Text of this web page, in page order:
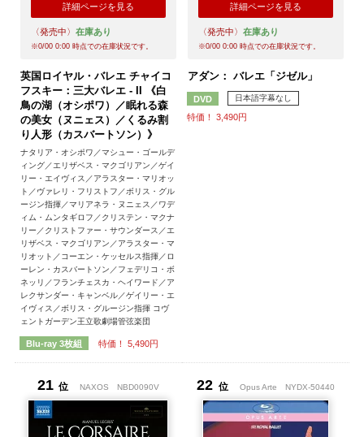
詳細ページを見る
〈発売中〉 在庫あり
※0/00 0:00時点での在庫状況です。
英国ロイヤル・バレエ チャイコ
フスキー：三大バレエ - II 《白
鳥の湖（オシポワ）／眠れる森
の美女（ヌニェス）／くるみ割
り人形（カスバートソン）》
ナタリア・オシポワ／マシュー・ゴールデ
ィング／エリザベス・マクゴリアン／ゲイ
リー・エイヴィス／アラスター・マリオッ
ト／ヴァレリ・フリストフ／ボリス・グル
ージン指揮／マリアネラ・ヌニェス／ワデ
ィム・ムンタギロフ／クリステン・マクナ
リー／クリストファー・サウンダース／エ
リザベス・マクゴリアン／アラスター・マ
リオット／コーエン・ケッセルス指揮／ロ
ーレン・カスバートソン／フェデリコ・ボ
ネッリ／フランチェスカ・ヘイワード／ア
レクサンダー・キャンベル／ゲイリー・エ
イヴィス／ボリス・グルージン指揮 コヴ
ェントガーデン王立歌劇場管弦楽団
Blu-ray 3枚組 特価！ 5,490円
詳細ページを見る
〈発売中〉 在庫あり
※0/00 0:00時点での在庫状況です。
アダン： バレエ「ジゼル」
DVD 日本語字幕なし
特価！ 3,490円
21 位 NAXOS NBD0090V 22 位 Opus Arte NYDX-50440